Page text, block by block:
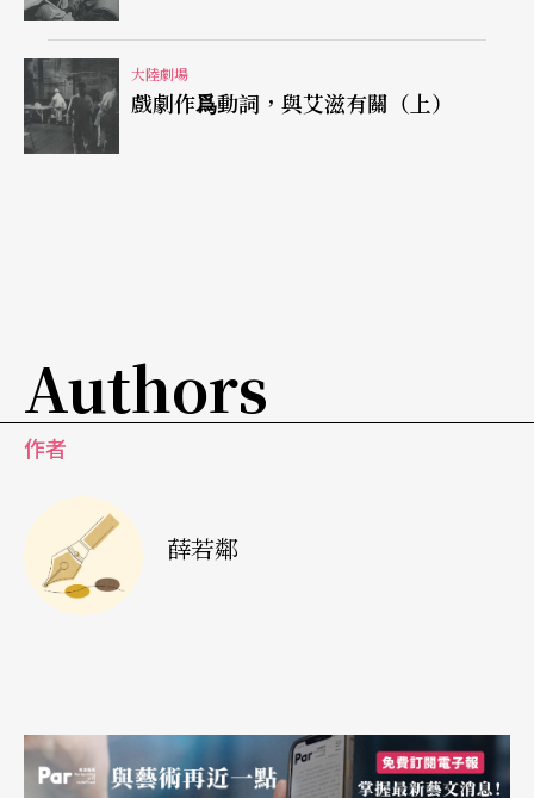
四屆和第五屆獲文華大奬的劇目爲例，第三屆戲曲
大奬只有一個吉林滿族新城戲《鐵血女眞》。第四
屆獲戲曲大獎的劇目三台：贛南現代採茶戲《山歌
情》、新編歷史劇高甲戲《大河謠》、越劇改編古
現代戲、新編歷史劇和改編整理的傳統戲，只要思
想積極健康，藝術水平高，是不分題材和分類，都
可以入選。從第三屆開始，強調理論聯合實際，尤
輪，鳥之雙翼，評論工作要避免絕對化，要麼捧
煞，要麼罵煞，都是不正確的。
五台，省級劇團獲奬有七台，幾乎占一半。但是第
六屆獲文華大奬的兩個劇目，都是地市級劇團。而
大陸劇場
戲劇作爲動詞，與艾滋有關（上）
Authors
作者
薛若鄰